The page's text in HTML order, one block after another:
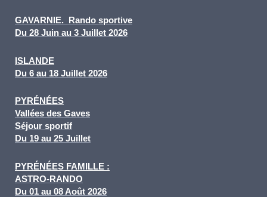
GAVARNIE.
Rando sportive
Du 28 Juin au 3 Juillet 2026
ISLANDE
Du 6 au 18 Juillet 2026
PYRÉNÉES
Vallées des Gaves
Séjour sportif
Du 19 au 25 Juillet
PYRÉNÉES FAMILLE :
ASTRO-RANDO
Du 01 au 08 Août 2026